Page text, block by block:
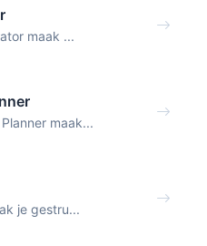
maak ...
maak...
je gestru...